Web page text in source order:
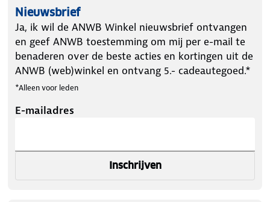
Nieuwsbrief
Ja, ik wil de ANWB Winkel nieuwsbrief ontvangen
en geef ANWB toestemming om mij per e-mail te
benaderen over de beste acties en kortingen uit de
ANWB (web)winkel en ontvang 5.- cadeautegoed.*
*Alleen voor leden
E-mailadres
Inschrijven